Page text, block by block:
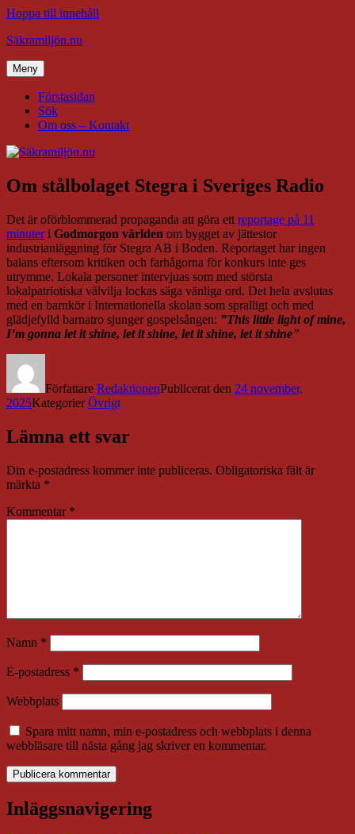
Hoppa till innehåll
Säkramiljön.nu
Meny
Förstasidan
Sök
Om oss – Kontakt
Om stålbolaget Stegra i Sveriges Radio
Det är oförblommerad propaganda att göra ett reportage på 11
minuteri Godmorgon världen om bygget av jättestor
industrianläggning för Stegra AB i Boden. Reportaget har ingen
balans eftersom kritiken och farhågorna för konkurs inte ges
utrymme. Lokala personer intervjuas som med största
lokalpatriotiska välvilja lockas säga vänliga ord. Det hela avslutas
med en barnkör i Internationella skolan som spralligt och med
glädjefylld barnatro sjunger gospelsången: ”This little light of mine,
I’m gonna let it shine, let it shine, let it shine, let it shine”
Författare RedaktionenPublicerat den 24 november,
2025KategorierÖvrigt
Lämna ett svar
Din e-postadress kommer inte publiceras. Obligatoriska fält är
märkta *
Kommentar *
Namn *
E-postadress *
Webbplats
Spara mitt namn, min e-postadress och webbplats i denna
webbläsare till nästa gång jag skriver en kommentar.
Inläggsnavigering